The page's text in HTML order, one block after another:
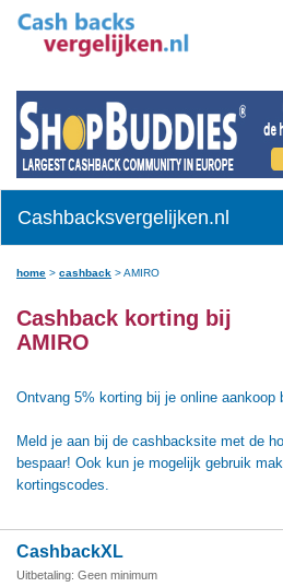
Cashbacksvergelijken.nl
home > cashback >AMIRO
Cashback korting bij
AMIRO
Ontvang 5% korting bij je online aankoop
Meld je aan bij de cashbacksite met de
bespaar! Ook kun je mogelijk gebruik
kortingscodes.
CashbackXL
Uitbetaling: Geen minimum